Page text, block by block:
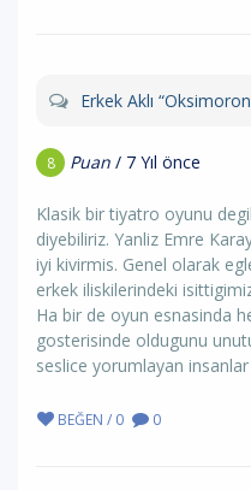
Erkek Aklı
8 Puan / 7 Yıl önce
Klasik bir tiyatro oyunu
diyebiliriz. Yanliz Emre
iyi kivirmis. Genel olarak
erkek iliskilerindeki
Ha bir de oyun esnasinda
gosterisinde oldugunu
seslice yorumlayan
BEĞEN / 0 0